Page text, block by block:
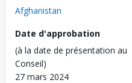
Afghanistan
Date d'approbation
(à la date de présentation au
Conseil)
27 mars 2024